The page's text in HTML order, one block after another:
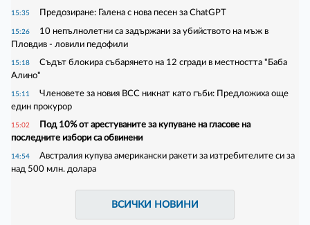
15:35 Предозиране: Галена с нова песен за ChatGPT
15:26
10 непълнолетни са задържани за убийството на мъж в
Пловдив - ловили педофили
15:18
Съдът блокира събарянето на 12 сгради в местността "Баба
Алино"
15:11
Членовете за новия ВСС никнат като гъби: Предложиха още
един прокурор
15:02
Под 10% от арестуваните за купуване на гласове на
последните избори са обвинени
14:54
Австралия купува американски ракети за изтребителите си за
над 500 млн. долара
ВСИЧКИ НОВИНИ